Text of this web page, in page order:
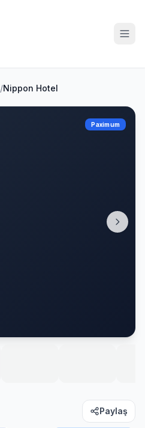
/Nippon Hotel
Paximum
Paylaş